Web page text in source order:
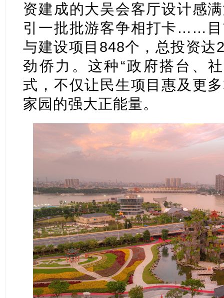
资建成的大吴会客厅设计感
引一批批游客争相打卡……目
与建设项目848个，总投资达
劲侨力。这种“政府搭台、
式，不仅让民生项目惠及更
家园的强大正能量。